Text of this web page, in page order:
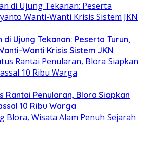
di Ujung Tekanan: Peserta Turun,
Wanti Krisis Sistem JKN
Rantai Penularan, Blora Siapkan
10 Ribu Warga